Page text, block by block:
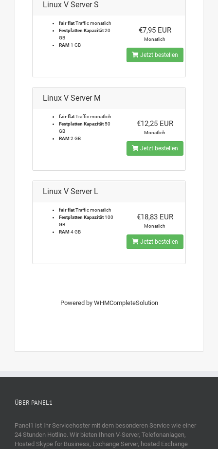
Linux V Server S
fair flatTraffic monatlich
Festplatten Kapazität20
GB
RAM 1 GB
€7,95 EUR
Monatlich
Jetzt bestellen
Linux V Server M
fair flatTraffic monatlich
Festplatten Kapazität50
GB
RAM 2 GB
€12,25 EUR
Monatlich
Jetzt bestellen
Linux V Server L
fair flatTraffic monatlich
Festplatten Kapazität100
GB
RAM 4 GB
€18,83 EUR
Monatlich
Jetzt bestellen
Powered by WHMCompleteSolution
ÜBER PANEL1
Panel1 ist Ihr Servicehoster mit dem besonderen Service wie einer
24 Stunden Hotline. Wir bieten Ihnen V-Server, Telefonanlagen,
Hosted Skype for Business, Exchange Server, hosted Exchange